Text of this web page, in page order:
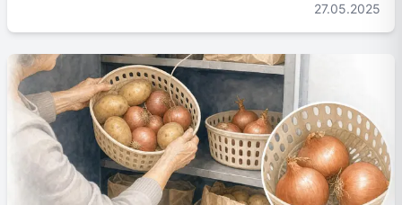
27.05.2025